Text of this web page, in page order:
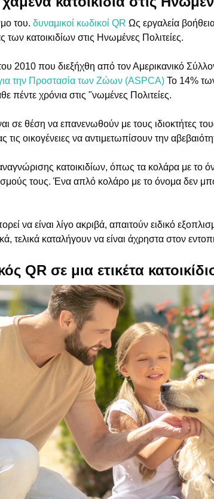
του. δυναμικοί κωδικοί QR Ως εργαλεία
των κατοικιδίων στις Ηνωμένες Πολιτείες.
2010 που διεξήχθη από τον Αμερικανικό
για την Προστασία των Ζώων (ASPCA) Το 14%
πέντε χρόνια στις "νωμένες Πολιτείες.
σε θέση να επανενωθούν με τους ιδιοκτήτες
τις οικογένειες να αντιμετωπίσουν την
κατοικιδίων, όπως τα κολάρα με το
τους. Ένα απλό κολάρο με το όνομα δεν
να είναι λίγο ακριβά, απαιτούν ειδικό
τελικά καταλήγουν να είναι άχρηστα στον
QR σε μια ετικέτα